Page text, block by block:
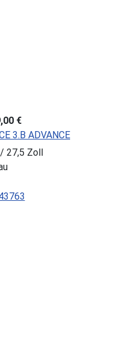
€
3.B ADVANCE
27,5 Zoll